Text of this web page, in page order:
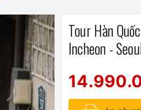
Tour Hàn
Incheon -